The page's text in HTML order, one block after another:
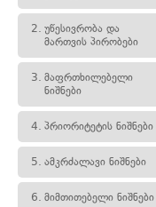
2. უწესივრობა და
მართვის პირობები
3. მაფრთხილებელი
ნიშნები
4. პრიორიტეტის ნიშნები
5. ამკრძალავი ნიშნები
6. მიმთითებელი ნიშნები